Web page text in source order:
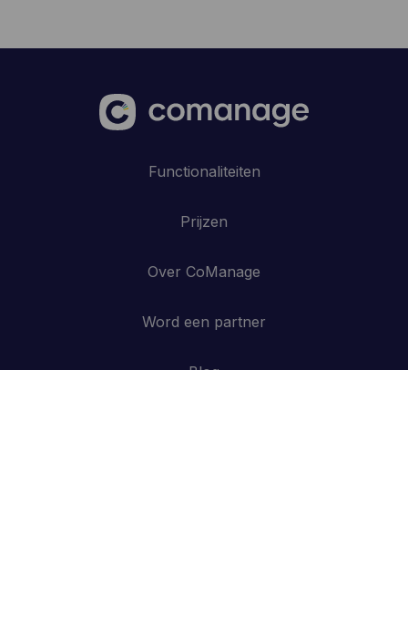
Functionaliteiten
Prijzen
Over CoManage
Word een partner
Blog